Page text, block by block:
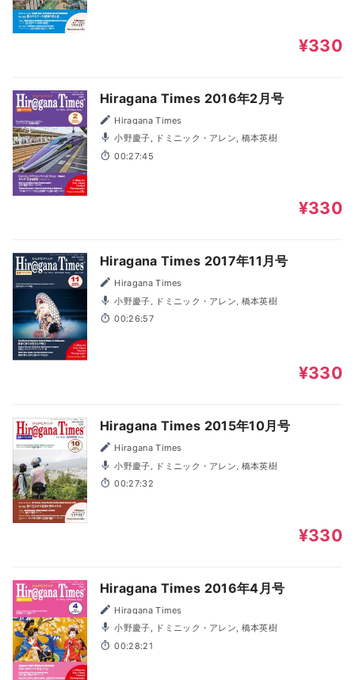
¥330
Hiragana Times 2016年2月号
Hiragana Times
小野慶子, ドミニック・アレン, 橋本英樹
00:27:45
¥330
Hiragana Times 2017年11月号
Hiragana Times
小野慶子, ドミニック・アレン, 橋本英樹
00:26:57
¥330
Hiragana Times 2015年10月号
Hiragana Times
小野慶子, ドミニック・アレン, 橋本英樹
00:27:32
¥330
Hiragana Times 2016年4月号
Hiragana Times
小野慶子, ドミニック・アレン, 橋本英樹
00:28:21